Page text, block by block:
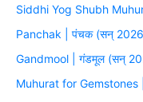
Siddhi Yog Shubh
Panchak | पंचक (सन्
Gandmool | गंडमूल (सन्
Muhurat for Gemstones